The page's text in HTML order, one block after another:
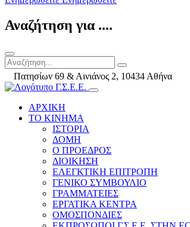
Αναζήτηση για ....
Πατησίων 69 & Αινιάνος 2, 10434 Αθήνα
ΑΡΧΙΚΗ
ΤΟ ΚΙΝΗΜΑ
ΙΣΤΟΡΙΑ
ΔΟΜΗ
Ο ΠΡΟΕΔΡΟΣ
ΔΙΟΙΚΗΣΗ
ΕΛΕΓΚΤΙΚΗ ΕΠΙΤΡΟΠΗ
ΓΕΝΙΚΟ ΣΥΜΒΟΥΛΙΟ
ΓΡΑΜΜΑΤΕΙΕΣ
ΕΡΓΑΤΙΚΑ ΚΕΝΤΡΑ
ΟΜΟΣΠΟΝΔΙΕΣ